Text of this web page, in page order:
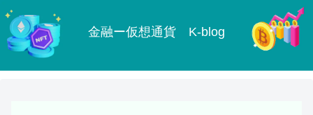
金融ー仮想通貨 K-blog